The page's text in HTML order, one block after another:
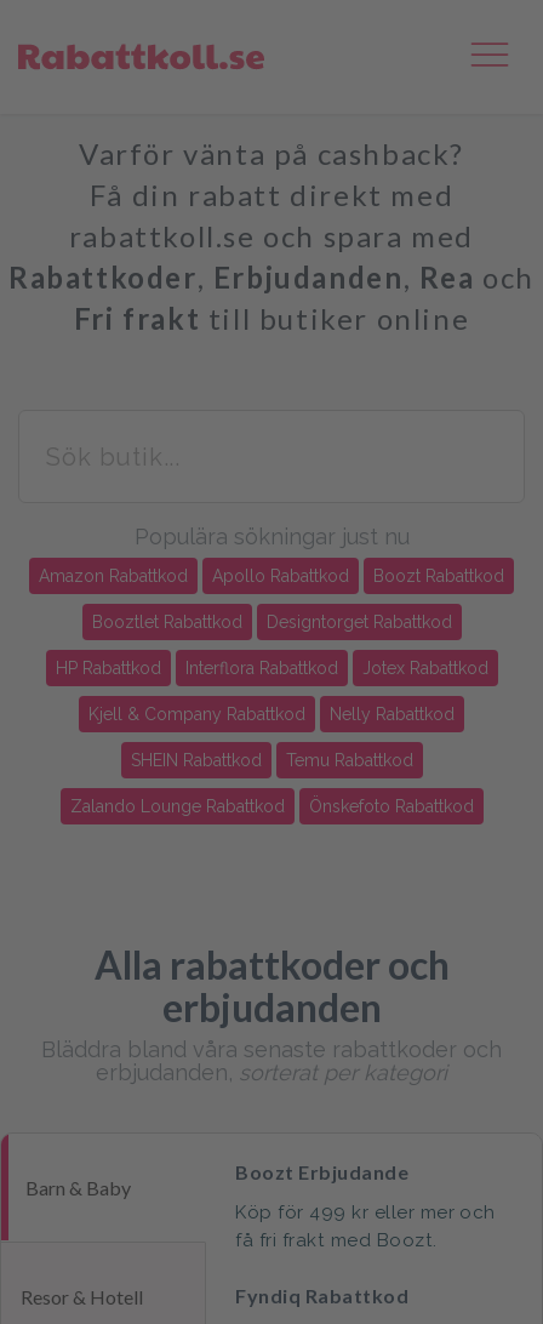
Varför vänta på cashback?
Få din rabatt direkt med
rabattkoll.se och spara med
Rabattkoder, Erbjudanden, Rea och
Fri frakt till butiker online
Populära sökningar just nu
Amazon Rabattkod Apollo Rabattkod Boozt Rabattkod
Booztlet Rabattkod Designtorget Rabattkod
HP Rabattkod Interflora Rabattkod Jotex Rabattkod
Kjell & Company Rabattkod Nelly Rabattkod
SHEIN Rabattkod Temu Rabattkod
Zalando Lounge Rabattkod Önskefoto Rabattkod
Alla rabattkoder och
erbjudanden
Bläddra bland våra senaste rabattkoder och
erbjudanden, sorterat per kategori
Barn & Baby
Resor & Hotell
Boozt Erbjudande
Köp för 499 kr eller mer och
få fri frakt med Boozt.
Fyndiq Rabattkod